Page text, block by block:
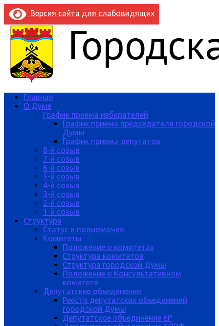
Версия сайта для слабовидящих
Главная
О Думе
График приема избирателей
График приема председателя городской
Думы
График приема депутатов
8-й созыв
7-й созыв
6-й созыв
5-й созыв
4-й созыв
3-й созыв
2-й созыв
1-й созыв
Структура
Статус и полномочия
Комитеты
Положение о комитетах
Структура комитетов
Структура городской Думы
Положение о Консультативном
комитете
Депутатские обьединения
Реестр депутатских объединений
городской Думы
Депутатское объединение ЕР